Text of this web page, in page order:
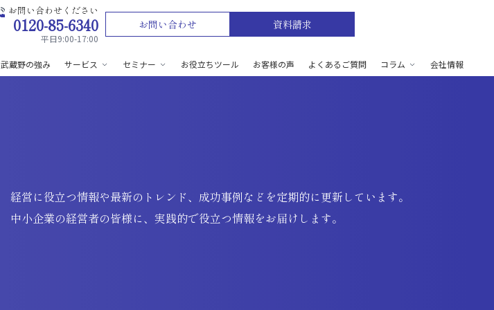
お問い合わせください
0120-85-6340
平日9:00-17:00
お問い合わせ 資料請求
武蔵野の強み サービス セミナー お役立ちツール お客様の声 よくあるご質問 コラム 会社情報
経営に役立つ情報や最新のトレンド、成功事例などを定期的に更新しています。
中小企業の経営者の皆様に、実践的で役立つ情報をお届けします。